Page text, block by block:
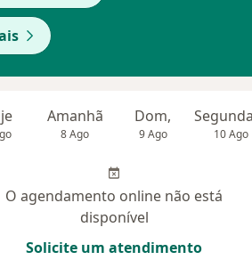
Amanhã
8 Ago
Dom,
9 Ago 10 Ago
O agendamento online não está
disponível
Solicite um atendimento